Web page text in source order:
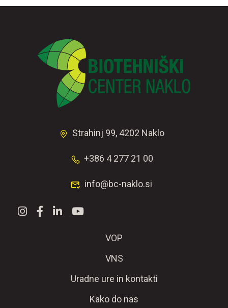
Strahinj 99, 4202 Naklo
+386 4 277 21 00
info@bc-naklo.si
VOP
VNS
Uradne ure in kontakti
Kako do nas